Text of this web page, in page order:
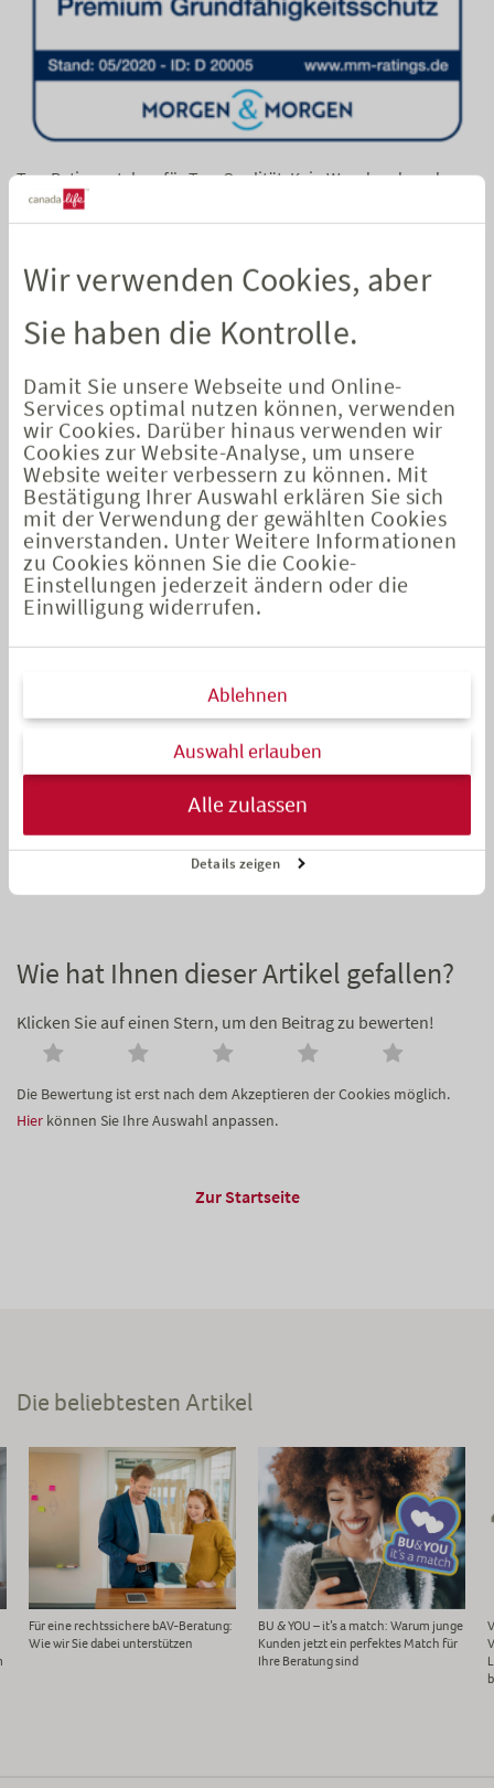
Wir verwenden Cookies, aber
Sie haben die Kontrolle.
Damit Sie unsere Webseite und Online-
Services optimal nutzen können, verwenden
wir Cookies. Darüber hinaus verwenden wir
Cookies zur Website-Analyse, um unsere
Website weiter verbessern zu können. Mit
Bestätigung Ihrer Auswahl erklären Sie sich
mit der Verwendung der gewählten Cookies
einverstanden. Unter Weitere Informationen
zu Cookies können Sie die Cookie-
Einstellungen jederzeit ändern oder die
Einwilligung widerrufen.
Details zeigen
Alle zulassen
Auswahl erlauben
Ablehnen
Top-Ratings stehen für Top-Qualität. Kein Wunder, dass der
Premium Grundfähigkeitsschutz von Canada Life das Urteil
„ausgezeichnet“des Analysehauses Morgen & Morgen
Fünf Sterne stehen für einen erstklassigen Schutz: Der
Premium Grundfähigkeitsschutz bietet unter anderem einen
Nachversicherungsgarantien und Möglichkeiten zur
Beitragsfreistellung oder Stundung. 19 versicherte
Grundfähigkeiten zu einem garantierten Beitrag bedeuten für
Ihre Kunden vor allem Planungssicherheit.
Ihre Kunden möchten mehr als nur den
Verlust von Grundfähigkeiten
absichern?
optional erweitert werden, etwa zur zusätzlichen Absicherung
im Pflegefall oder um eine lebenslange Rentenzahlung.
Überzeugen Sie Ihre Kunden vom Premium
Grundfähigkeitsschutz der Canada Life!
Hier informieren
Wie hat Ihnen dieser Artikel gefallen?
Klicken Sie auf einen Stern, um den Beitrag zu bewerten!
Die Bewertung ist erst nach dem Akzeptieren der Cookies möglich.
Hier können Sie Ihre Auswahl anpassen.
Zur Startseite
Die beliebtesten Artikel
Für eine rechtssichere bAV-Beratung:
Wie wir Sie dabei unterstützen
BU & YOU – it’s a match: Warum junge
Kunden jetzt ein perfektes Match für
Ihre Beratung sind